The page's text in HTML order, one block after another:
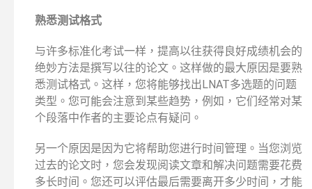
熟悉测试格式
与许多标准化考试一样，提高以往获得良好成绩机会的
绝妙方法是撰写以往的论文。这样做的最大原因是要熟
悉测试格式。这样，您将能够找出LNAT多选题的问题
类型。您可能会注意到某些趋势，例如，它们经常对某
个段落中作者的主要论点有疑问。
另一个原因是因为它将帮助您进行时间管理。当您浏览
过去的论文时，您会发现阅读文章和解决问题需要花费
多长时间。您还可以评估最后需要离开多少时间，才能